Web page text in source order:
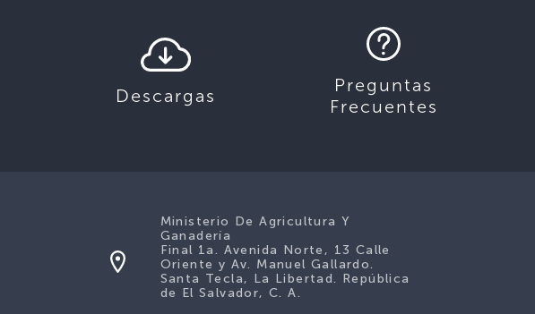
Descargas
Preguntas
Frecuentes
Ministerio De Agricultura Y
Ganadería
Final 1a. Avenida Norte, 13 Calle
Oriente y Av. Manuel Gallardo.
Santa Tecla, La Libertad. República
de El Salvador, C. A.